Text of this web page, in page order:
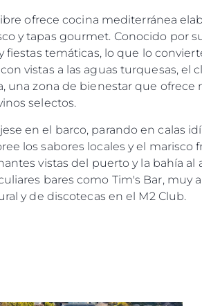
ofrece cocina mediterránea
y tapas gourmet. Conocido por
fiestas temáticas, lo que lo
vistas a las aguas turquesas,
una zona de bienestar que
selectos.
en el barco, parando en calas
los sabores locales y el
vistas del puerto y la bahía
bares como Tim's Bar,
y de discotecas en el M2 Club.
De Cookies
Range
POLÍTICA
MODERNA
TERMINOS
OFERTAS